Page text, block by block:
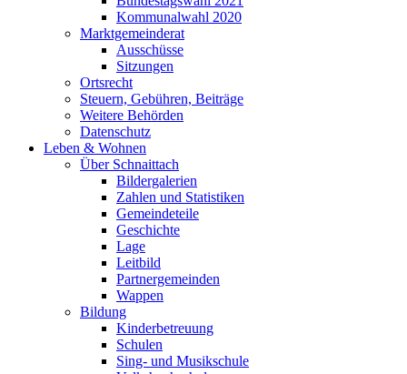
Kommunalwahl 2020
Marktgemeinderat
Ausschüsse
Sitzungen
Ortsrecht
Steuern, Gebühren, Beiträge
Weitere Behörden
Datenschutz
Leben & Wohnen
Über Schnaittach
Bildergalerien
Zahlen und Statistiken
Gemeindeteile
Geschichte
Lage
Leitbild
Partnergemeinden
Wappen
Bildung
Kinderbetreuung
Schulen
Sing- und Musikschule